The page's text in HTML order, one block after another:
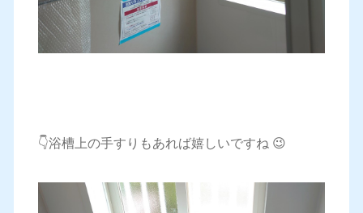
👇浴槽上の手すりもあれば嬉しいですね 😉